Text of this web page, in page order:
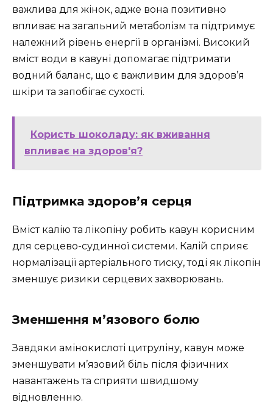
важлива для жінок, адже вона позитивно
впливає на загальний метаболізм та підтримує
належний рівень енергії в організмі. Високий
вміст води в кавуні допомагає підтримати
водний баланс, що є важливим для здоров’я
шкіри та запобігає сухості.
Користь шоколаду: як вживання
впливає на здоров'я?
Підтримка здоров’я серця
Вміст калію та лікопіну робить кавун корисним
для серцево-судинної системи. Калій сприяє
нормалізації артеріального тиску, тоді як лікопін
зменшує ризики серцевих захворювань.
Зменшення м’язового болю
Завдяки амінокислоті цитруліну, кавун може
зменшувати м’язовий біль після фізичних
навантажень та сприяти швидшому
відновленню.